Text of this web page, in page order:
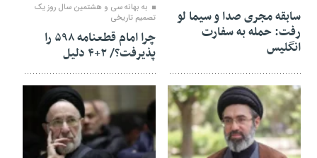
سابقه مجری صدا و سیما لو
رفت: حمله به سفارت
انگلیس
به بهانه سی و هشتمین سال روز یک
تصمیم تاریخی
چرا امام قطعنامه ۵۹۸ را
پذیرفت؟/ ۲+۴ دلیل